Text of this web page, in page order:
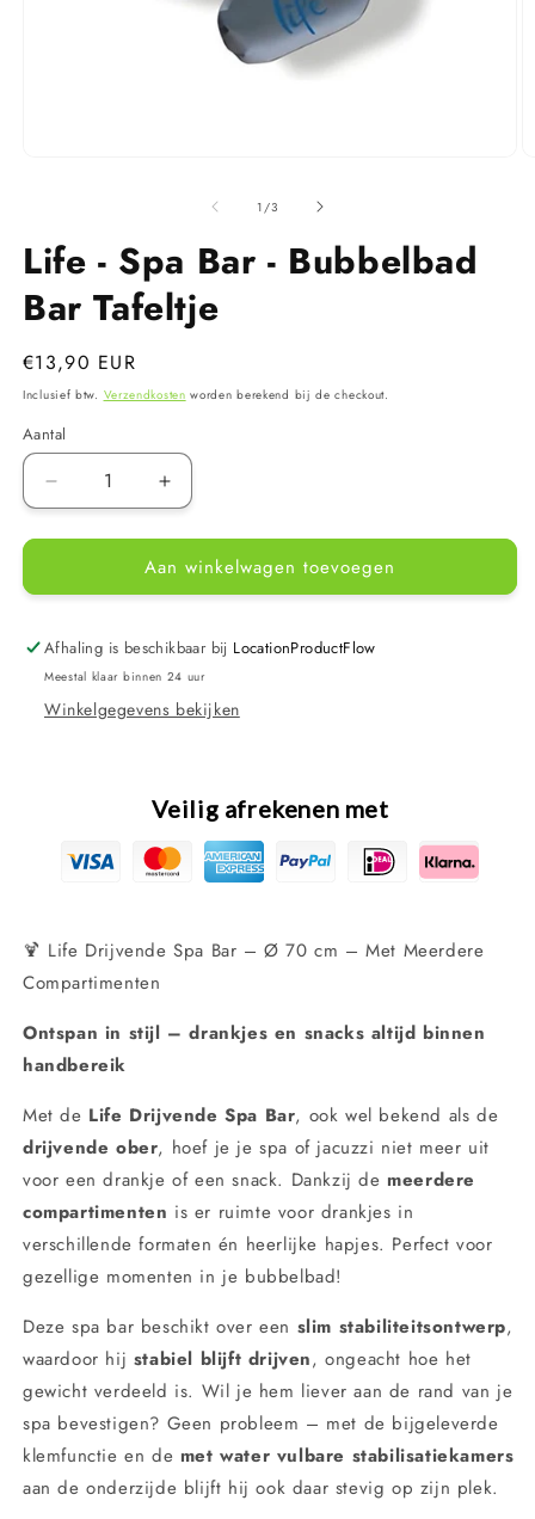
1 /van
3
Life - Spa Bar - Bubbelbad
Bar Tafeltje
Normale
prijs
€13,90 EUR
Inclusief btw. Verzendkosten worden berekend bij de checkout.
Aantal
Aantal
verlagen
voor
-
Bar
-
Bar
Aantal
verhogen
voor
Life
-
Bar
-
Bar
Aan winkelwagen toevoegen
Afhaling is beschikbaar bij LocationProductFlow
Meestal klaar binnen 24 uur
Winkelgegevens bekijken
Veilig afrekenen met
🍹 Life Drijvende Spa Bar – Ø 70 cm – Met Meerdere
Compartimenten
Ontspan in stijl – drankjes en snacks altijd binnen
handbereik
Met de Life Drijvende Spa Bar, ook wel bekend als de
drijvende ober, hoef je je spa of jacuzzi niet meer uit
voor een drankje of een snack. Dankzij de meerdere
compartimenten is er ruimte voor drankjes in
verschillende formaten én heerlijke hapjes. Perfect voor
gezellige momenten in je bubbelbad!
Deze spa bar beschikt over een slim stabiliteitsontwerp,
waardoor hij stabiel blijft drijven, ongeacht hoe het
gewicht verdeeld is. Wil je hem liever aan de rand van je
spa bevestigen? Geen probleem – met de bijgeleverde
klemfunctie en de met water vulbare stabilisatiekamers
aan de onderzijde blijft hij ook daar stevig op zijn plek.